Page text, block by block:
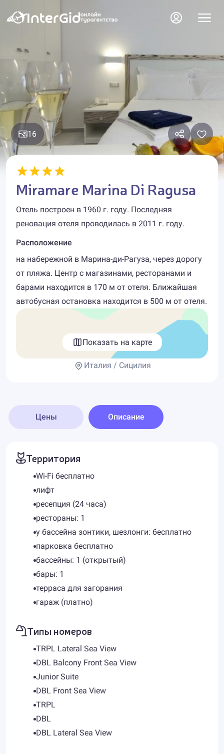
16
Miramare Marina Di Ragusa
Отель построен в 1960 г. году. Последняя
реновация отеля проводилась в 2011 г. году.
Расположение
на набережной в Марина-ди-Рагуза, через дорогу
от пляжа. Центр с магазинами, ресторанами и
барами находится в 170 м от отеля. Ближайшая
автобусная остановка находится в 500 м от отеля.
Показать на карте
Италия / Сицилия
Цены Описание
Территория
Wi-Fi бесплатно
лифт
ресепция (24 часа)
рестораны: 1
у бассейна зонтики, шезлонги: бесплатно
парковка бесплатно
бассейны: 1 (открытый)
бары: 1
терраса для загорания
гараж (платно)
Типы номеров
TRPL Lateral Sea View
DBL Balcony Front Sea View
Junior Suite
DBL Front Sea View
TRPL
DBL
DBL Lateral Sea View